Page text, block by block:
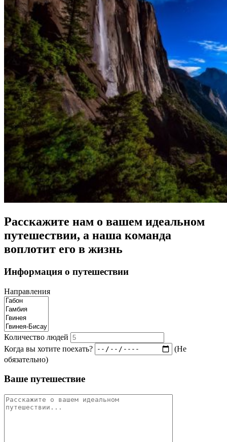
Расскажите нам о вашем идеальном
путешествии, а наша команда
воплотит его в жизнь
Информация о путешествии
Направления
Количество людей
Когда вы хотите поехать?
(Не
обязательно)
Ваше путешествие